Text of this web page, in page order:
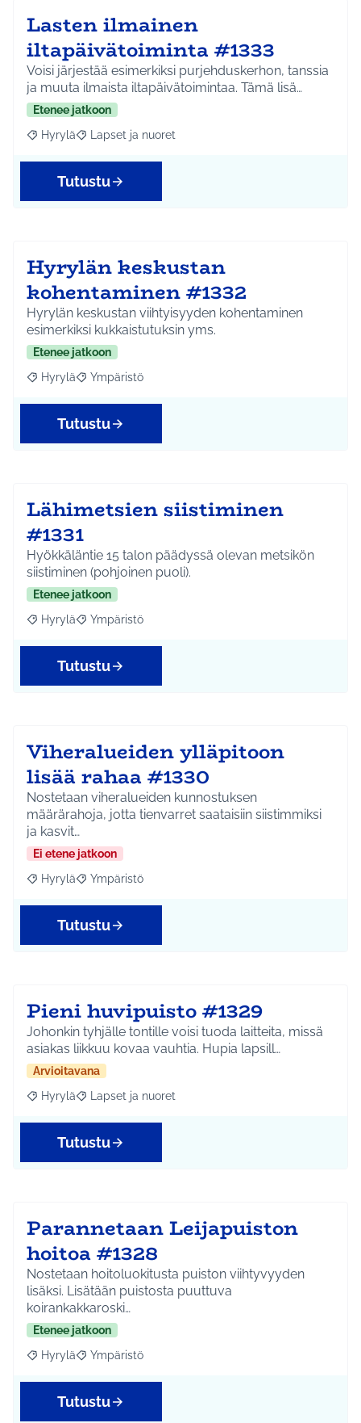
Lasten ilmainen
iltapäivätoiminta #1333
Voisi järjestää esimerkiksi purjehduskerhon, tanssia
ja muuta ilmaista iltapäivätoimintaa. Tämä lisä…
Etenee jatkoon
Rajaa tulokset aihepiirin mukaan: Hyrylä
Hyrylä Rajaa tulokset teeman mukaan: Lapset ja nuoret
Lapset ja nuoret
Tutustu
Hyrylän keskustan
kohentaminen #1332
Hyrylän keskustan viihtyisyyden kohentaminen
esimerkiksi kukkaistutuksin yms.
Etenee jatkoon
Rajaa tulokset aihepiirin mukaan: Hyrylä
Hyrylä Rajaa tulokset teeman mukaan: Ympäristö
Ympäristö
Tutustu
Lähimetsien siistiminen
#1331
Hyökkäläntie 15 talon päädyssä olevan metsikön
siistiminen (pohjoinen puoli).
Etenee jatkoon
Rajaa tulokset aihepiirin mukaan: Hyrylä
Hyrylä Rajaa tulokset teeman mukaan: Ympäristö
Ympäristö
Tutustu
Viheralueiden ylläpitoon
lisää rahaa #1330
Nostetaan viheralueiden kunnostuksen
määrärahoja, jotta tienvarret saataisiin siistimmiksi
ja kasvit…
Ei etene jatkoon
Rajaa tulokset aihepiirin mukaan: Hyrylä
Hyrylä Rajaa tulokset teeman mukaan: Ympäristö
Ympäristö
Tutustu
Pieni huvipuisto #1329
Johonkin tyhjälle tontille voisi tuoda laitteita, missä
asiakas liikkuu kovaa vauhtia. Hupia lapsill…
Arvioitavana
Rajaa tulokset aihepiirin mukaan: Hyrylä
Hyrylä Rajaa tulokset teeman mukaan: Lapset ja nuoret
Lapset ja nuoret
Tutustu
Parannetaan Leijapuiston
hoitoa #1328
Nostetaan hoitoluokitusta puiston viihtyvyyden
lisäksi. Lisätään puistosta puuttuva
koirankakkaroski…
Etenee jatkoon
Rajaa tulokset aihepiirin mukaan: Hyrylä
Hyrylä Rajaa tulokset teeman mukaan: Ympäristö
Ympäristö
Tutustu